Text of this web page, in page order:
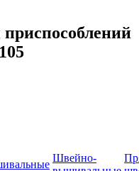
Швейно-